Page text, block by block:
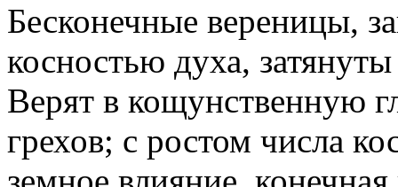
Бесконечные вереницы,
косностью духа,
Верят в кощунственную
грехов; с ростом числа